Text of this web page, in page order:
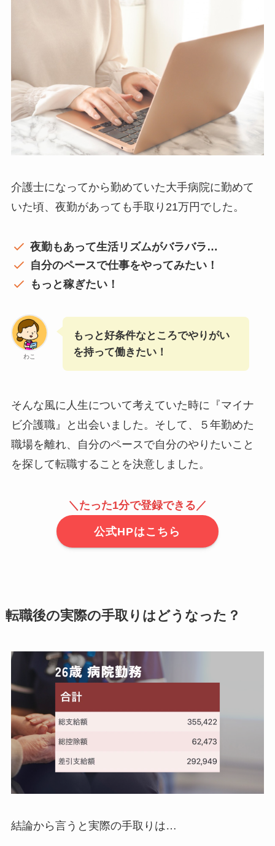
介護士になってから勤めていた大手病院に勤めて
いた頃、夜勤があっても手取り21万円でした。
夜勤もあって生活リズムがバラバラ…
自分のペースで仕事をやってみたい！
もっと稼ぎたい！
わこ
もっと好条件なところでやりがい
を持って働きたい！
そんな風に人生について考えていた時に『マイナ
ビ介護職』と出会いました。そして、５年勤めた
職場を離れ、自分のペースで自分のやりたいこと
を探して転職することを決意しました。
＼たった1分で登録できる／
公式HPはこちら
転職後の実際の手取りはどうなった？
結論から言うと実際の手取りは…